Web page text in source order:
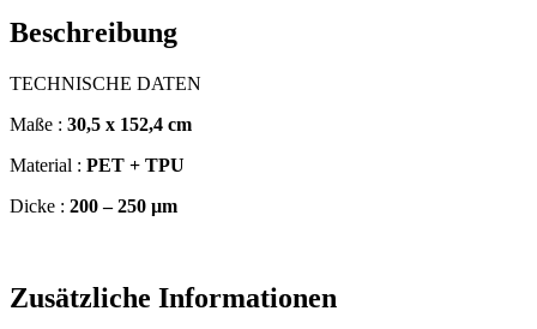
Beschreibung
TECHNISCHE DATEN
Maße : 30,5 x 152,4 cm
Material : PET + TPU
Dicke : 200 – 250 µm
Zusätzliche Informationen